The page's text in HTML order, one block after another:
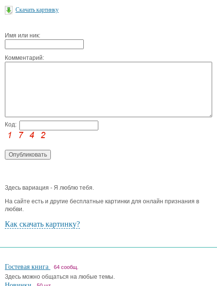
Скачать картинку
Имя или ник:
Комментарий:
Код:
Здесь вариация - Я люблю тебя.
На сайте есть и другие бесплатные картинки для онлайн признания в
любви.
Как скачать картинку?
Гостевая книга 64 сообщ.
Здесь можно общаться на любые темы.